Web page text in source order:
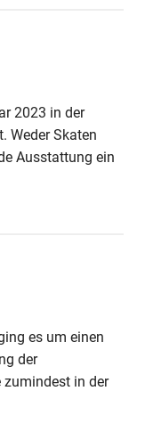
2023 in der
Weder Skaten
Ausstattung ein
es um einen
der
zumindest in der